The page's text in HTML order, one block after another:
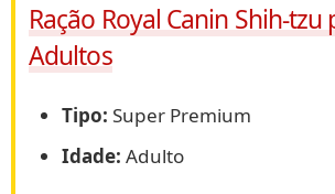
Ração Royal Canin Shih-tzu
Adultos
Tipo: Super Premium
Idade: Adulto